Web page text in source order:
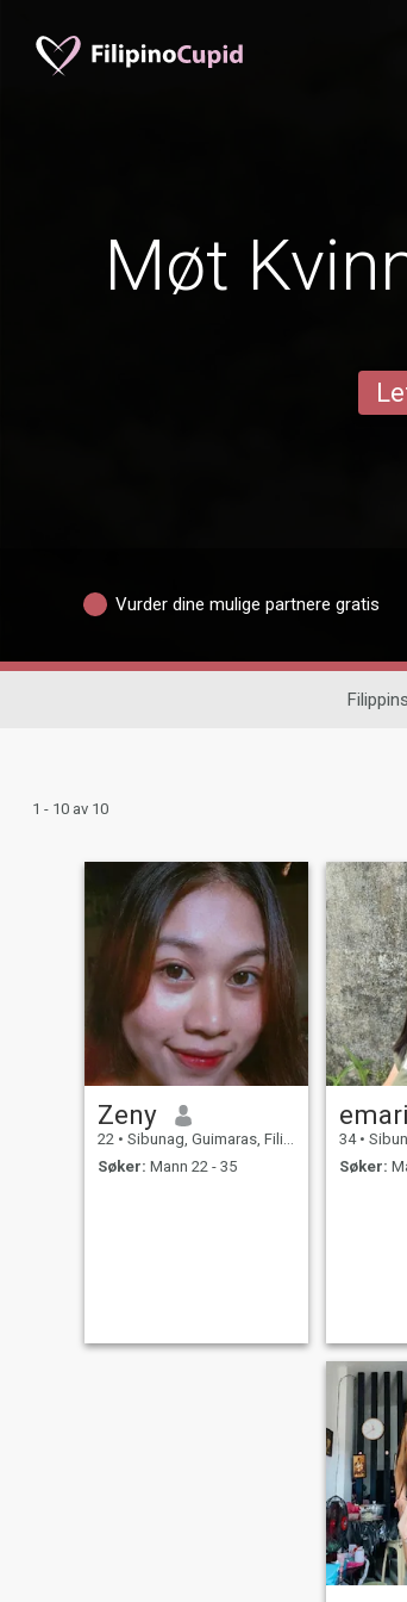
Møt
Vurder dine mulige partnere gratis
1 - 10 av 10
Zeny
22 • Sibunag, Guimaras, Filippinene
Søker: Mann 22 - 35
34 •
Søker: